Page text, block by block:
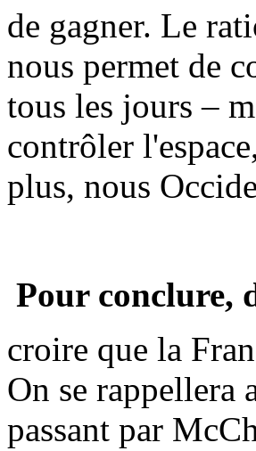
de gagner. Le
nous permet de
tous les jours –
contrôler
plus, nous
Pour conclure,
croire que la
On se rappellera
passant par